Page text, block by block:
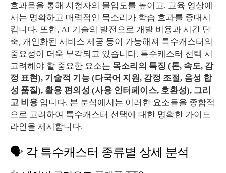
효과음을 통해 시청자의 몰입도를 높이고, 교육 영상에
서는 명확하고 매력적인 목소리가 학습 효과를 증대시
킵니다. 또한, AI 기술의 발전으로 개발 비용과 시간 단
축, 개인화된 서비스 제공 등이 가능해져 특수캐스터의
중요성이 더욱 부각되고 있습니다. 특수캐스터 선택 시
고려해야 할 중요한 요소는 목소리의 특징 (톤, 속도, 감
정 표현), 기술적 기능 (다국어 지원, 감정 조절, 음성 합
성 품질), 활용 편의성 (사용 인터페이스, 호환성), 그리
고 비용 입니다. 본 분석에서는 이러한 요소들을 종합적
으로 고려하여 특수캐스터 선택에 대한 명확한 가이드
라인을 제시합니다.
🗣️ 각 특수캐스터 종류별 상세 분석